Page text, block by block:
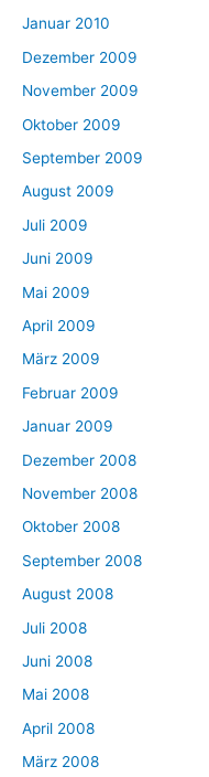
Januar 2010
Dezember 2009
November 2009
Oktober 2009
September 2009
August 2009
Juli 2009
Juni 2009
Mai 2009
April 2009
März 2009
Februar 2009
Januar 2009
Dezember 2008
November 2008
Oktober 2008
September 2008
August 2008
Juli 2008
Juni 2008
Mai 2008
April 2008
März 2008